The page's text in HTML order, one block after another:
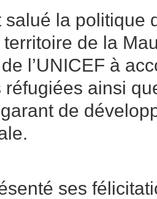
la politique
de la
l’UNICEF à
réfugiées ainsi
de
ses